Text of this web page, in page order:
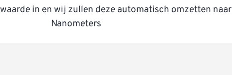
in en wij zullen deze automatisch omzetten naar
Nanometers